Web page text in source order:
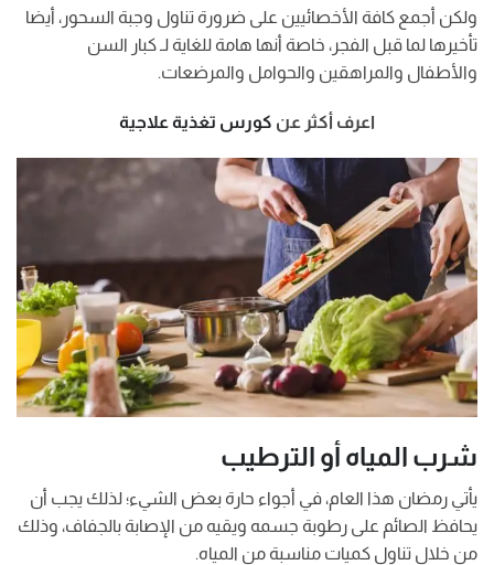
ولكن أجمع كافة الأخصائيين على ضرورة تناول وجبة السحور، أيضا
تأخيرها لما قبل الفجر، خاصة أنها هامة للغاية لـ كبار السن
والأطفال والمراهقين والحوامل والمرضعات.
اعرف أكثر عن كورس تغذية علاجية
شرب المياه أو الترطيب
يأتي رمضان هذا العام، في أجواء حارة بعض الشيء؛ لذلك يجب أن
يحافظ الصائم على رطوبة جسمه ويقيه من الإصابة بالجفاف، وذلك
من خلال تناول كميات مناسبة من المياه.